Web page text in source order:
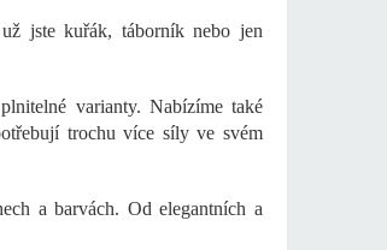
jste kuřák, táborník nebo jen
varianty. Nabízíme také
trochu více síly ve svém
a barvách. Od elegantních a